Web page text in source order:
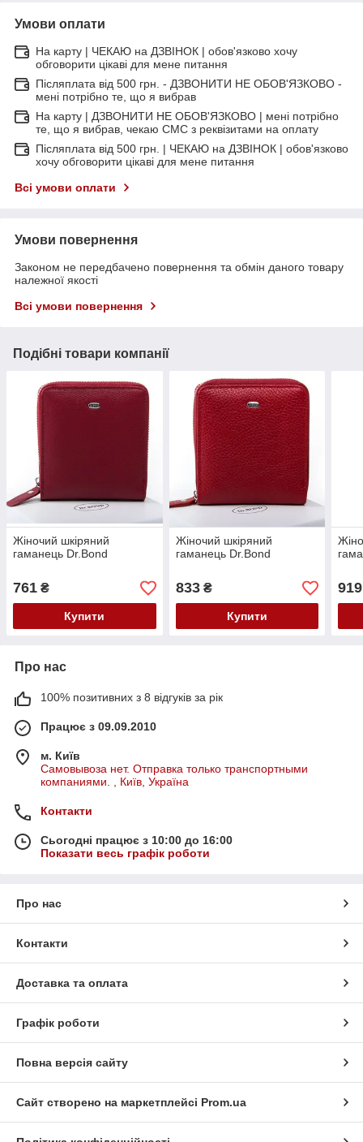
Умови оплати
На карту | ЧЕКАЮ на ДЗВІНОК | обов'язково хочу
обговорити цікаві для мене питання
Післяплата від 500 грн. - ДЗВОНИТИ НЕ ОБОВ'ЯЗКОВО -
мені потрібно те, що я вибрав
На карту | ДЗВОНИТИ НЕ ОБОВ'ЯЗКОВО | мені потрібно
те, що я вибрав, чекаю СМС з реквізитами на оплату
Післяплата від 500 грн. | ЧЕКАЮ на ДЗВІНОК | обов'язково
хочу обговорити цікаві для мене питання
Всі умови оплати
Умови повернення
Законом не передбачено повернення та обмін даного товару
належної якості
Всі умови повернення
Подібні товари компанії
Жіночий шкіряний
гаманець Dr.Bond
761 ₴
Купити
Жіночий шкіряний
гаманець Dr.Bond
833₴
Купити
919
Про нас
100% позитивних з 8 відгуків за рік
Працює з 09.09.2010
м. Київ
Самовывоза нет. Отправка только транспортными
компаниями. , Київ, Україна
Контакти
Сьогодні працює з 10:00 до 16:00
Показати весь графік роботи
Про нас
Контакти
Доставка та оплата
Графік роботи
Повна версія сайту
Сайт створено на маркетплейсі Prom.ua